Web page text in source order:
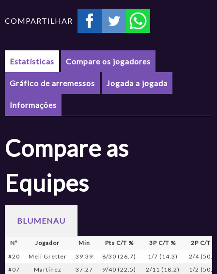
COMPARTILHAR
Estatísticas Compare os jogadores
Gráfico de arremessos Jogada a jogada
Informações
Compare as
Equipes
BLUMENAU
Nº Jogador Min Pts C/T % 3P C/T %
2P C/T %
#20
Meli Gretter 39:39 8/30 (26.7) 1/7 (14.3)
2/4
#07
Martinez 37:27 9/40 (22.5) 2/11 (18.2)
1/2